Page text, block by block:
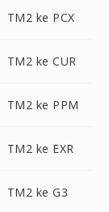
TM2 ke PCX
TM2 ke CUR
TM2 ke PPM
TM2 ke EXR
TM2 ke G3